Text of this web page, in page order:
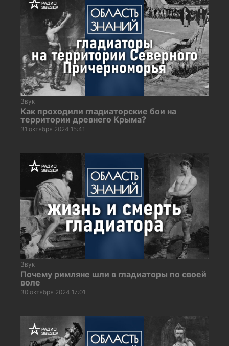
Звук
Как проходили гладиаторские бои на
территории древнего Крыма?
31 октября 2024 15:41
Звук
Почему римляне шли в гладиаторы по своей
воле
30 октября 2024 17:01